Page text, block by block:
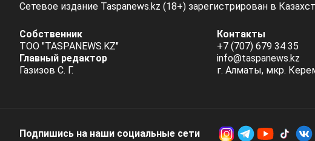
Сетевое издание Taspanews.kz (18+) зарегистрирован в
Собственник
ТОО "TASPANEWS.KZ"
Главный редактор
Газизов С. Г.
Контакты
+7 (707) 679 34 35
info@taspanews.kz
г. Алматы, мкр.
Подпишись на наши социальные cети